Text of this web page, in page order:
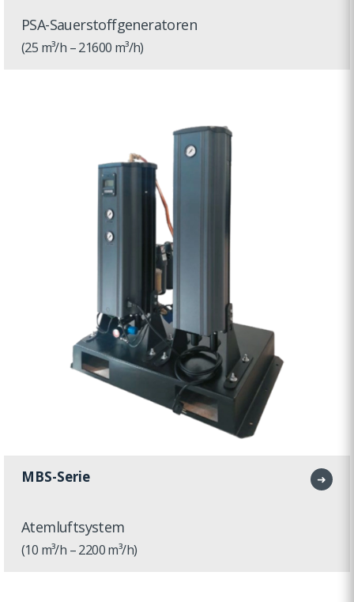
PSA-Sauerstoffgeneratoren
(25 m³/h – 21600 m³/h)
MBS-Serie ➜
Atemluftsystem
(10 m³/h – 2200 m³/h)